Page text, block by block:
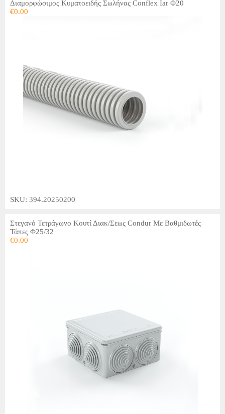
Διαμορφώσιμος Κυματοειδής Σωλήνας Conflex Iar Φ20
€0.00
SKU: 394.20250200
Στεγανό Τετράγωνο Κουτί Διακ/Σεως Condur Με Βαθμιδωτές
Τάπες Φ25/32
€0.00